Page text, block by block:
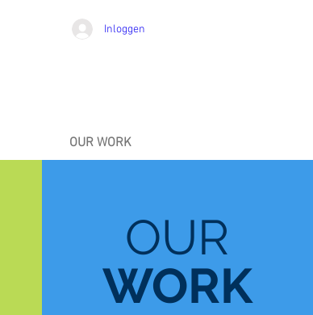
OUR WORK
Inloggen
OUR
WORK